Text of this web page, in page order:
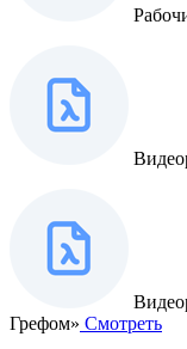
Грефом» Смотреть